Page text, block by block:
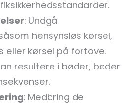
: Undgå
hensynsløs kørsel,
eller kørsel på fortove.
resultere i bøder, bøder
: Medbring de